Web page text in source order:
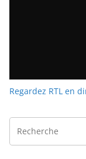
Regardez RTL en